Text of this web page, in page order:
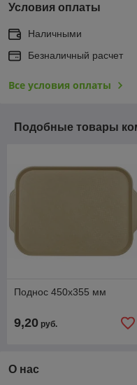
Условия оплаты
Наличными
Безналичный расчет
Все условия оплаты
Подобные товары
Поднос 450х355 мм
9,20 руб.
О нас